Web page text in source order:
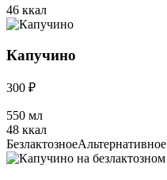
46 ккал
Капучино
300 ₽
550 мл
48 ккал
БезлактозноеАльтернативное